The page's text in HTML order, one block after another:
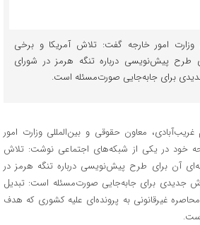
وزارت امور خارجه گفت: تلاش آمریکا و برخی
طرح پیش‌نویسی درباره تنگه هرمز در شورای
برای جابه‌جایی صورت‌مسئله است.
معاون حقوقی و بین‌المللی وزارت امور
خود در یکی از شبکه‌های اجتماعی نوشت: تلاش
آن برای طرح پیش‌نویسی درباره تنگه هرمز در
جدیدی برای جابه‌جایی صورت‌مسئله است: تبدیل
غیرقانونی به پرونده‌ای علیه کشوری که هدف